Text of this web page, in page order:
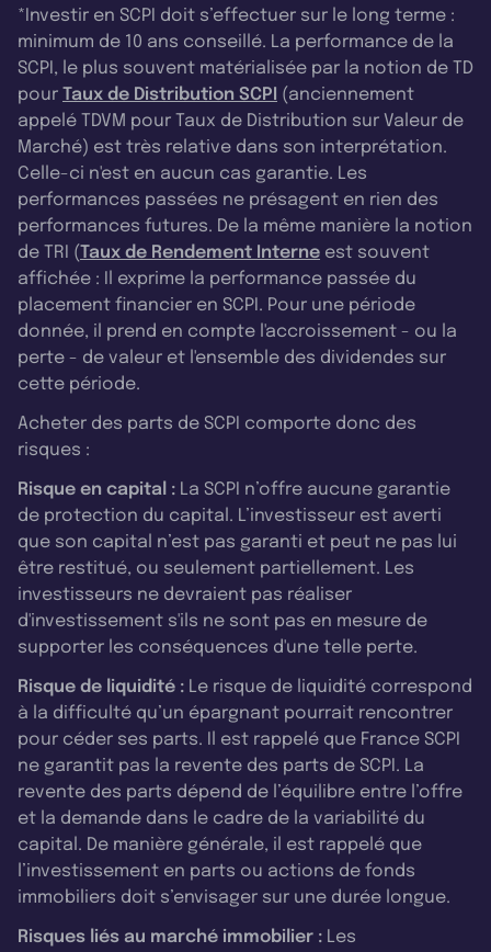
*Investir en SCPI doit s’effectuer sur le long terme :
minimum de 10 ans conseillé. La performance de la
SCPI, le plus souvent matérialisée par la notion de TD
pour Taux de Distribution SCPI (anciennement
appelé TDVM pour Taux de Distribution sur Valeur de
Marché) est très relative dans son interprétation.
Celle-ci n'est en aucun cas garantie. Les
performances passées ne présagent en rien des
performances futures. De la même manière la notion
de TRI (Taux de Rendement Interne est souvent
affichée : Il exprime la performance passée du
placement financier en SCPI. Pour une période
donnée, il prend en compte l'accroissement - ou la
perte - de valeur et l'ensemble des dividendes sur
cette période.
Acheter des parts de SCPI comporte donc des
risques :
Risque en capital : La SCPI n’offre aucune garantie
de protection du capital. L’investisseur est averti
que son capital n’est pas garanti et peut ne pas lui
être restitué, ou seulement partiellement. Les
investisseurs ne devraient pas réaliser
d'investissement s'ils ne sont pas en mesure de
supporter les conséquences d'une telle perte.
Risque de liquidité : Le risque de liquidité correspond
à la difficulté qu’un épargnant pourrait rencontrer
pour céder ses parts. Il est rappelé que France SCPI
ne garantit pas la revente des parts de SCPI. La
revente des parts dépend de l’équilibre entre l’offre
et la demande dans le cadre de la variabilité du
capital. De manière générale, il est rappelé que
l’investissement en parts ou actions de fonds
immobiliers doit s’envisager sur une durée longue.
Risques liés au marché immobilier : Les